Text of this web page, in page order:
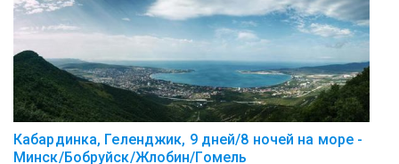
Кабардинка, Геленджик, 9 дней/8 ночей на море -
Минск/Бобруйск/Жлобин/Гомель